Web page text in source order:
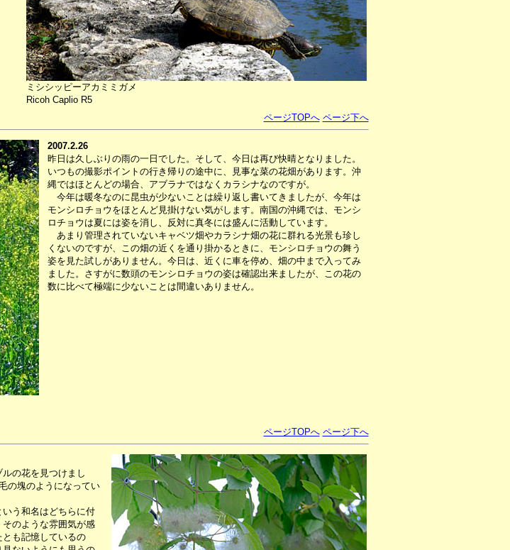
ミシシッピーアカミミガメ
Ricoh Caplio R5
ページTOPへ ページ下へ
2007.2.26
昨日は久しぶりの雨の一日でした。そして、今日は再び快晴となりました。
いつもの撮影ポイントの行き帰りの途中に、見事な菜の花畑があります。沖
縄ではほとんどの場合、アブラナではなくカラシナなのですが。
今年は暖冬なのに昆虫が少ないことは繰り返し書いてきましたが、今年は
モンシロチョウをほとんど見掛けない気がします。南国の沖縄では、モンシ
ロチョウは夏には姿を消し、反対に真冬には盛んに活動しています。
あまり管理されていないキャベツ畑やカラシナ畑の花に群れる光景も珍し
くないのですが、この畑の近くを通り掛かるときに、モンシロチョウの舞う
姿を見た試しがありません。今日は、近くに車を停め、畑の中まで入ってみ
ました。さすがに数頭のモンシロチョウの姿は確認出来ましたが、この花の
数に比べて極端に少ないことは間違いありません。
ページTOPへ ページ下へ
の花を見つけまし
の塊のようになってい
う和名はどちらに付
のような雰囲気が感
も記憶しているの